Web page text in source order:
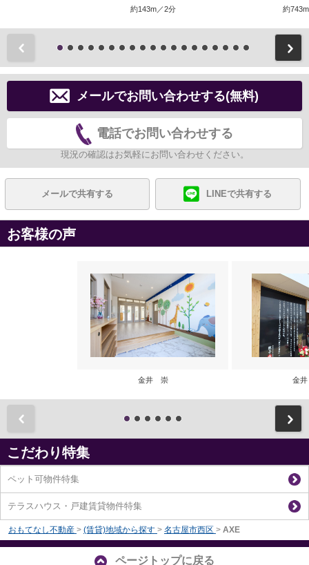
約143m／2分 約
メールでお問い合わせする(無料)
電話でお問い合わせする
現況の確認はお気軽にお問い合わせください。
メールで共有する LINEで共有する
お客様の声
金井 崇 金
こだわり特集
ペット可物件特集
テラスハウス・戸建賃貸物件特集
おもてなし不動産 > (賃貸)地域から探す > 名古屋市西区 > AXE
ページトップに戻る